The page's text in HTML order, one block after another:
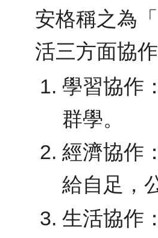
安格稱之為
活三方面協
學習協作
群學。
經濟協作
給自足，
生活協作